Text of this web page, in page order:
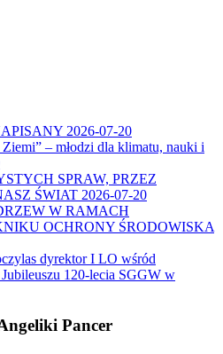
2026-07-20
Ziemi” – młodzi dla klimatu, nauki i
SPRAW, PRZEZ
ŚWIAT 2026-07-20
W RAMACH
OCHRONY ŚRODOWISKA
dyrektor I LO wśród
120-lecia SGGW w
Pancer